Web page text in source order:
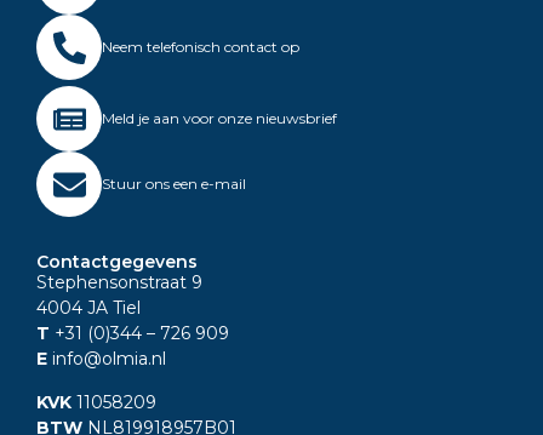
Neem telefonisch contact op
Meld je aan voor onze nieuwsbrief
Stuur ons een e-mail
Contactgegevens
Stephensonstraat 9
4004 JA Tiel
T +31 (0)344 – 726 909
E info@olmia.nl
KVK 11058209
BTW NL819918957B01